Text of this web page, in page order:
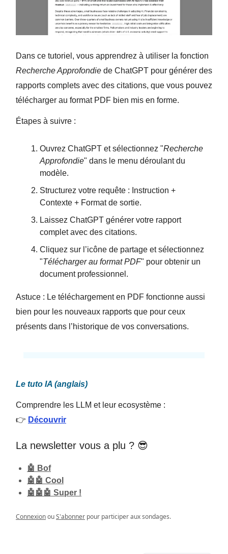
Dans ce tutoriel, vous apprendrez à utiliser la fonction
Recherche Approfondie de ChatGPT pour générer des
rapports complets avec des citations, que vous pouvez
télécharger au format PDF bien mis en forme.
Étapes à suivre :
Ouvrez ChatGPT et sélectionnez "Recherche
Approfondie" dans le menu déroulant du
modèle.
Structurez votre requête : Instruction +
Contexte + Format de sortie.
Laissez ChatGPT générer votre rapport
complet avec des citations.
Cliquez sur l’icône de partage et sélectionnez
"Télécharger au format PDF" pour obtenir un
document professionnel.
Astuce : Le téléchargement en PDF fonctionne aussi
bien pour les nouveaux rapports que pour ceux
présents dans l’historique de vos conversations.
Le tuto IA (anglais)
Comprendre les LLM et leur ecosystème :
👉 Découvrir
La newsletter vous a plu ? 😎
🤖 Bof
🤖🤖 Cool
🤖🤖🤖 Super !
ConnexionouS'abonner pour participer aux sondages.